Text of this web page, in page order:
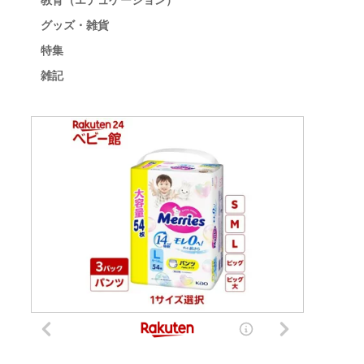
グッズ・雑貨
特集
雑記